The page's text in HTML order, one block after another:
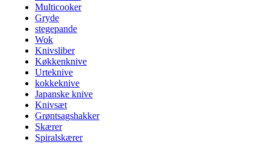
Multicooker
Gryde
stegepande
Wok
Knivsliber
Køkkenknive
Urteknive
kokkeknive
Japanske knive
Knivsæt
Grøntsagshakker
Skærer
Spiralskærer